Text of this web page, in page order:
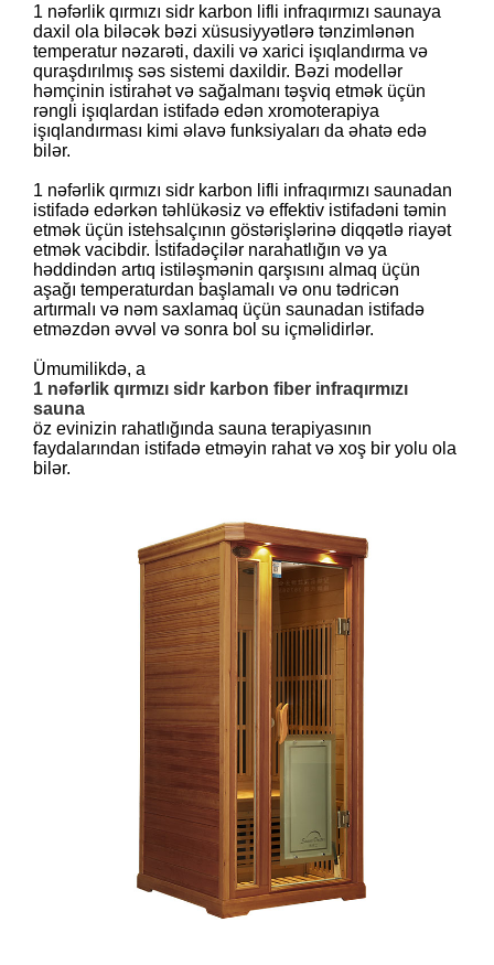
1 nəfərlik qırmızı sidr karbon lifli infraqırmızı saunaya
daxil ola biləcək bəzi xüsusiyyətlərə tənzimlənən
temperatur nəzarəti, daxili və xarici işıqlandırma və
quraşdırılmış səs sistemi daxildir. Bəzi modellər
həmçinin istirahət və sağalmanı təşviq etmək üçün
rəngli işıqlardan istifadə edən xromoterapiya
işıqlandırması kimi əlavə funksiyaları da əhatə edə
bilər.
1 nəfərlik qırmızı sidr karbon lifli infraqırmızı saunadan
istifadə edərkən təhlükəsiz və effektiv istifadəni təmin
etmək üçün istehsalçının göstərişlərinə diqqətlə riayət
etmək vacibdir. İstifadəçilər narahatlığın və ya
həddindən artıq istiləşmənin qarşısını almaq üçün
aşağı temperaturdan başlamalı və onu tədricən
artırmalı və nəm saxlamaq üçün saunadan istifadə
etməzdən əvvəl və sonra bol su içməlidirlər.
Ümumilikdə, a
1 nəfərlik qırmızı sidr karbon fiber infraqırmızı
sauna
öz evinizin rahatlığında sauna terapiyasının
faydalarından istifadə etməyin rahat və xoş bir yolu ola
bilər.